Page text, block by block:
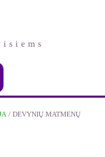
/ DEVYNIŲ MATMENŲ